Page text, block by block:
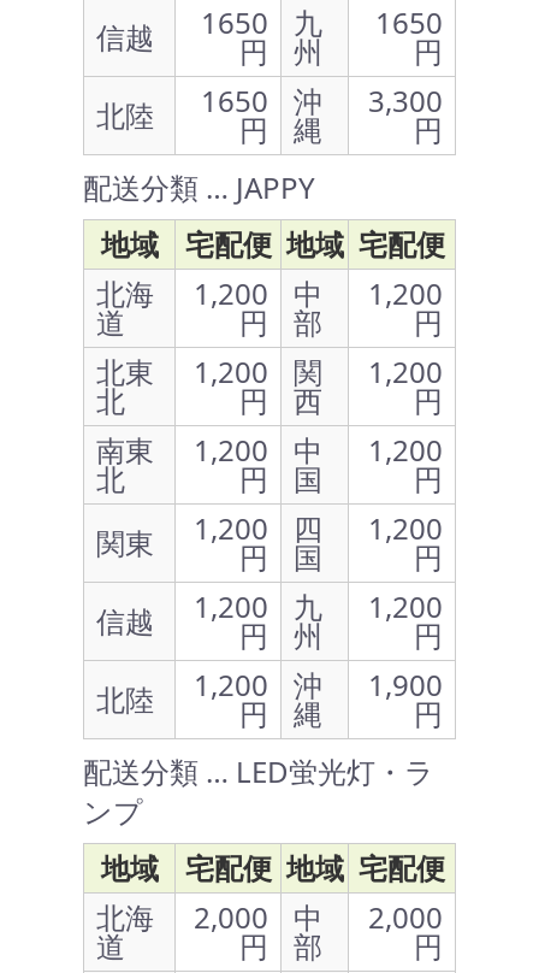
信越
1650
円
九
州
1650
円
北陸
1650
円
沖
縄
3,300
円
配送分類 … JAPPY
地域
宅配便 地域 宅配便
北海
道
1,200
円
中
部
1,200
円
北東
北
1,200
円
関
西
1,200
円
南東
北
1,200
円
中
国
1,200
円
関東
1,200
円
四
国
1,200
円
信越
1,200
円
九
州
1,200
円
北陸
1,200
円
沖
縄
1,900
円
配送分類 … LED蛍光灯・ラ
ンプ
地域
宅配便 地域 宅配便
北海
道
2,000
円
中
部
2,000
円